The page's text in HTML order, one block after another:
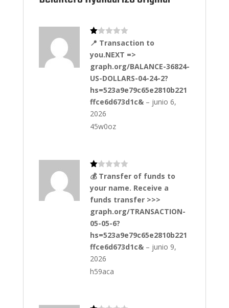
Va
ra
co
n
de
5
📍 Transaction to
you.NEXT =>
graph.org/BALANCE-36824-
US-DOLLARS-04-24-2?
hs=523a9e79c65e2810b221
ffce6d673d1c& – junio 6,
2026
45w0oz
Va
lo
ra
do
co
n
1
de
5
💰 Transfer of funds to
your name. Receive a
funds transfer >>>
graph.org/TRANSACTION-
05-05-6?
hs=523a9e79c65e2810b221
ffce6d673d1c& – junio 9,
2026
h59aca